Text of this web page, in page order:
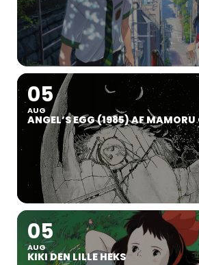
05
AUG
ANGEL’S EGG (1985) AF MAMORU
05
AUG
KIKI DEN LILLE HEKS